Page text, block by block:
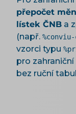
přepočet měn
lístek ČNB a
(např.
vzorci typu
pro
bez ruční